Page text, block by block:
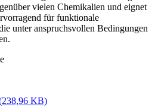
vielen Chemikalien und eignet
für funktionale
unter anspruchsvollen Bedingungen
KB)